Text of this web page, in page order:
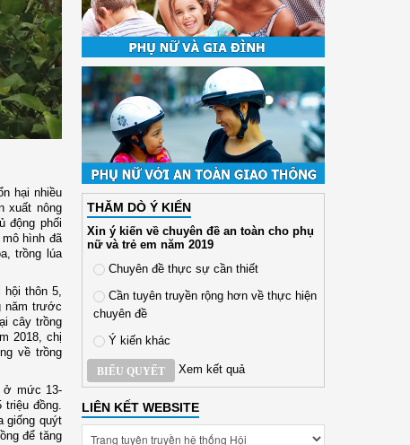
hại nhiều
xuất nông
động phối
hình đã
trồng lúa
thôn 5,
năm trước
cây trồng
2018, chị
về trồng
ở mức 13-
đồng.
giống quýt
để tăng
THĂM DÒ Ý KIẾN
Xin ý kiến về chuyên đề an toàn cho phụ
nữ và trẻ em năm 2019
Chuyên đề thực sự cần thiết
Cần tuyên truyền rộng hơn về thực hiện
chuyên đề
Ý kiến khác
BIỂU QUYẾT Xem kết quả
LIÊN KẾT WEBSITE